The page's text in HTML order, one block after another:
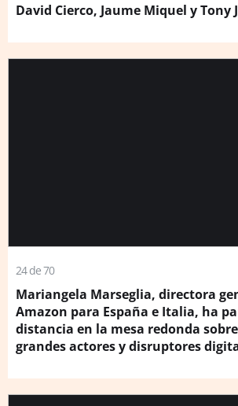
David Cierco, Jaume Miquel y Tony
24 de 70
Mariangela Marseglia, directora
Amazon para España e Italia, ha
distancia en la mesa redonda
grandes actores y disruptores